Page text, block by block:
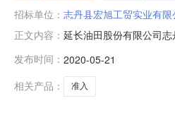
招标单位： 志丹县宏旭工贸实业有限
正文内容： 延长油田股份有限公司
陕西时泰机械设备有限
发布时间： 2020-05-21
相关产品：
准入